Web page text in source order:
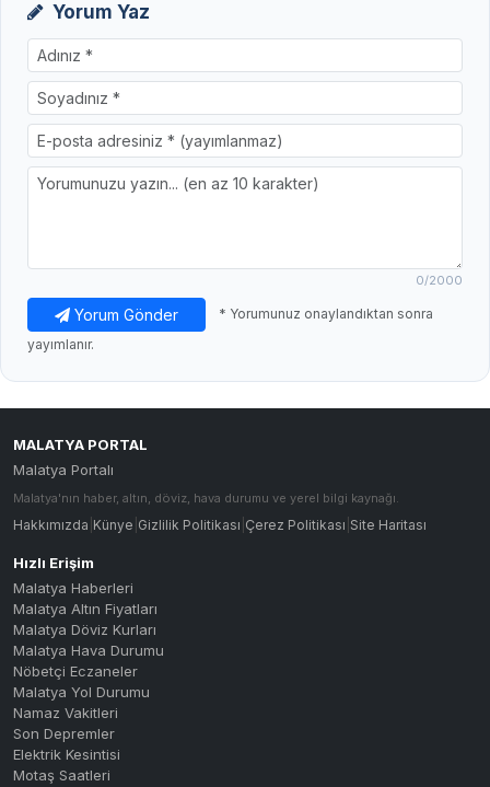
Yorum Yaz
0/2000
Yorum Gönder
* Yorumunuz onaylandıktan sonra
yayımlanır.
MALATYA PORTAL
Malatya Portalı
Malatya'nın haber, altın, döviz, hava durumu ve yerel bilgi kaynağı.
Hakkımızda Künye Gizlilik Politikası Çerez Politikası Site Haritası
Hızlı Erişim
Malatya Haberleri
Malatya Altın Fiyatları
Malatya Döviz Kurları
Malatya Hava Durumu
Nöbetçi Eczaneler
Malatya Yol Durumu
Namaz Vakitleri
Son Depremler
Elektrik Kesintisi
Motaş Saatleri